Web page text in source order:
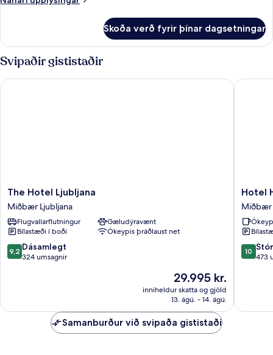
Skoða verð fyrir þínar dagsetningar
Svipaðir gististaðir
The
Hotel
Ljubljana
Miðbær
Ljubljana
The Hotel Ljubljana
Miðbær Ljubljana
Flugvallarflutningur
Gæludýravænt
Bílastæði í boði
Ókeypis þráðlaust net
9.2
af
9,2 Dásamlegt
324 umsagnir
Verðið
er
29.995 kr.
29.995 kr.
inniheldur skatta og gjöld
13. ágú. - 14. ágú.
The Hotel Ljubljana
Hotel
Miðbær
Ljubljana
Hotel
Miðbær
10.0
af
10
473
Hotel
Samanburður við svipaða gististaði